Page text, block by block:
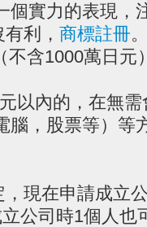
個實力的表現，
利， 商標註冊
不含1000萬日元
以內的，在無
腦，股票等）等
現在申請成立
公司時1個人也